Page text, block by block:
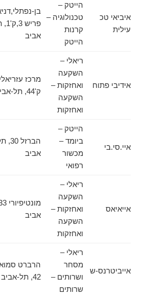
איביאי טכ
עילית
הייטק –
טכנולוגיה –
קרנות
הייטק
בן-נפתלי,דניאל
פריש 3,ק'1, תל
אביב
אידיבי פתוח
ריאלי –
השקעה
ואחזקות –
השקעה
ואחזקות
מרכז עזריאלי 3,
איי.סי.בי
הייטק –
ביומד –
מכשור
רפואי
הברזל 30, תל
אביב
אייאיאס
ריאלי –
השקעה
ואחזקות –
השקעה
ואחזקות
אביב
אייביטרנס-ש
ריאלי –
מסחר
ושרותים –
שרותים
הרברט סמואל
42, תל-אביב